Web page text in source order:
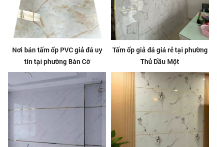
Nơi bán tấm ốp PVC giả đá uy
tín tại phường Bàn Cờ
Tấm ốp giả đá giá rẻ tại phường
Thủ Dầu Một